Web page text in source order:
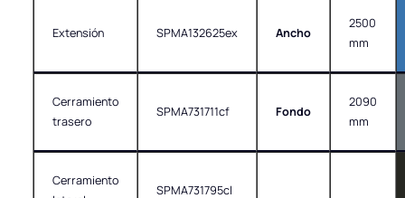
Extensión SPMA132625ex Ancho
2500
mm
Cerramiento
trasero
SPMA731711cf Fondo
2090
mm
Cerramiento
SPMA731795cl